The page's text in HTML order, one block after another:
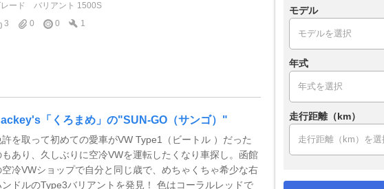
ード
バリアント 1500S
3
0 0 1
「くろまめ」の"SUN-GO（サンゴ）"
許を取って初めての愛車がVW Type1（ビートル ）だった
もあり、久しぶりに空冷VWを運転したくなり車探し。函館
空冷VWショップで自分と同じ歳で、めちゃくちゃ希少な右
ンドルのType3バリアントを発見！ 色はコーラルレッドで
モデル
年式
走行距離（km）